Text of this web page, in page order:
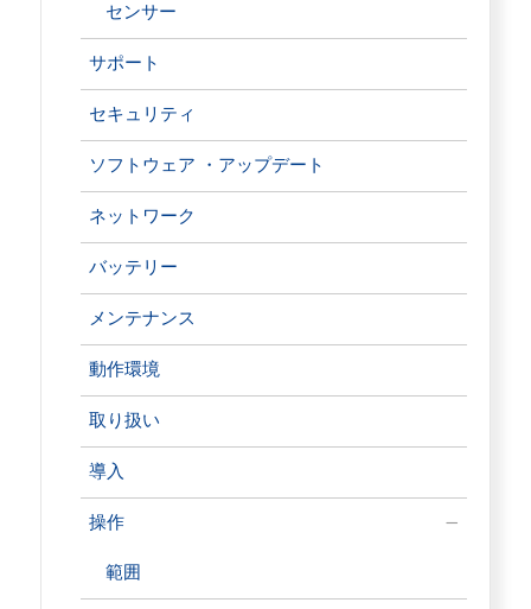
センサー
サポート
セキュリティ
ソフトウェア ・アップデート
ネットワーク
バッテリー
メンテナンス
動作環境
取り扱い
導入
操作
範囲